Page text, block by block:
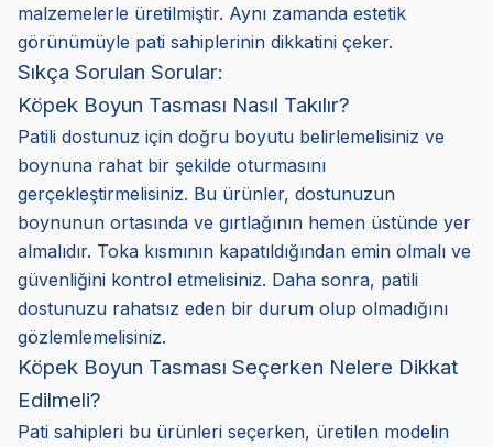
malzemelerle üretilmiştir. Aynı zamanda estetik
görünümüyle pati sahiplerinin dikkatini çeker.
Sıkça Sorulan Sorular:
Köpek Boyun Tasması Nasıl Takılır?
Patili dostunuz için doğru boyutu belirlemelisiniz ve
boynuna rahat bir şekilde oturmasını
gerçekleştirmelisiniz. Bu ürünler, dostunuzun
boynunun ortasında ve gırtlağının hemen üstünde yer
almalıdır. Toka kısmının kapatıldığından emin olmalı ve
güvenliğini kontrol etmelisiniz. Daha sonra, patili
dostunuzu rahatsız eden bir durum olup olmadığını
gözlemlemelisiniz.
Köpek Boyun Tasması Seçerken Nelere Dikkat
Edilmeli?
Pati sahipleri bu ürünleri seçerken, üretilen modelin